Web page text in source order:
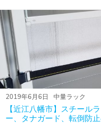
2019年6月6日 中量ラック
【近江八幡市】スチール
ー、タナガード、転倒防